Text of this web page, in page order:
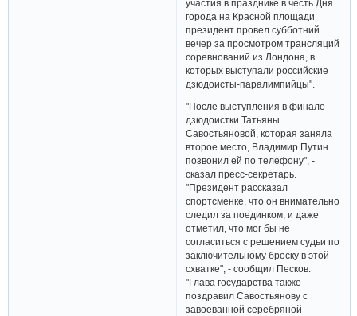
участия в празднике в честь Дня
города на Красной площади
президент провел субботний
вечер за просмотром трансляций
соревнований из Лондона, в
которых выступали российские
дзюдоисты-паралимпийцы".
"После выступления в финале
дзюдоистки Татьяны
Савостьяновой, которая заняла
второе место, Владимир Путин
позвонил ей по телефону", -
сказал пресс-секретарь.
"Президент рассказал
спортсменке, что он внимательно
следил за поединком, и даже
отметил, что мог бы не
согласиться с решением судьи по
заключительному броску в этой
схватке", - сообщил Песков.
"Глава государства также
поздравил Савостьянову с
завоеванной серебряной